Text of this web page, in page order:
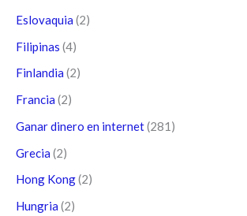
Eslovaquia (2)
Filipinas (4)
Finlandia (2)
Francia (2)
Ganar dinero en internet(281)
Grecia (2)
Hong Kong(2)
Hungria (2)